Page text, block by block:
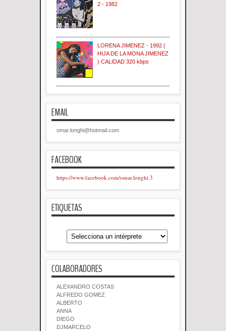
2 - 1982
LORENA JIMENEZ - 1992 (
HIJA DE LA MONA JIMENEZ
) CALIDAD 320 kbps
EMAIL
omar.longhi@hotmail.com
FACEBOOK
https://www.facebook.com/omar.longhi.3
ETIQUETAS
COLABORADORES
ALEXANDRO COSTAS
ALFREDO GOMEZ
ALBERTO
ANNA
DIEGO
DJMARCELO